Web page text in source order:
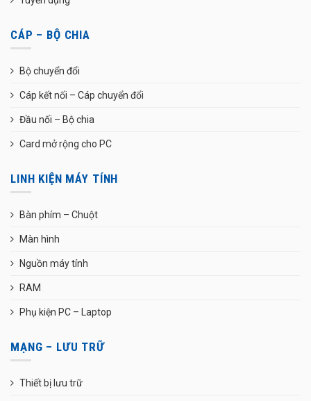
CÁP – BỘ CHIA
Bộ chuyển đổi
Cáp kết nối – Cáp chuyển đổi
Đầu nối – Bộ chia
Card mở rộng cho PC
LINH KIỆN MÁY TÍNH
Bàn phím – Chuột
Màn hình
Nguồn máy tính
RAM
Phụ kiện PC – Laptop
MẠNG – LƯU TRỮ
Thiết bị lưu trữ